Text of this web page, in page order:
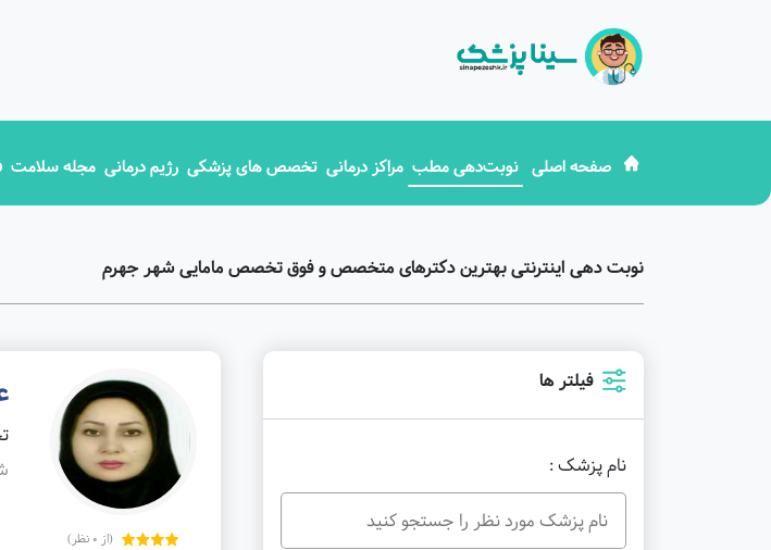
صفحه اصلی نوبت‌دهی مطب مراکز درمانی تخصص های پزشکی رژیم درمانی مجله سلامت
نوبت دهی اینترنتی بهترین دکترهای متخصص و فوق تخصص مامایی شهر جهرم
فیلتر ها
نام پزشک :
(از 0 نظر)